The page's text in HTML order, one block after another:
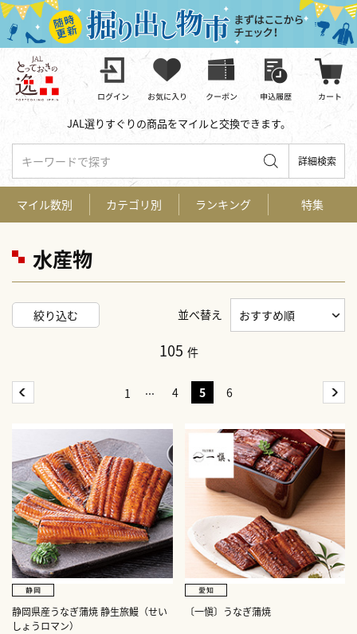
JAL選りすぐりの商品をマイルと交換できます。
キーワードで探す 詳細検索
水産物
絞り込む 並べ替え
105 件
1 4 5 6
静岡県産うなぎ蒲焼 静生旅鰻（せい
しょうロマン）
〔一愼〕うなぎ蒲焼
マイル数別 カテゴリ別 ランキング 特集